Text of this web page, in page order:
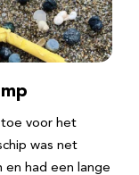
voor het
was net
en had een lange